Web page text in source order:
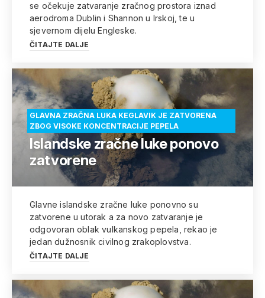
se očekuje zatvaranje zračnog prostora iznad
aerodroma Dublin i Shannon u Irskoj, te u
sjevernom dijelu Engleske.
ČITAJTE DALJE
GLAVNA ZRAČNA LUKA KEGLAVIK JE ZATVORENA
ZBOG VISOKE KONCENTRACIJE PEPELA
Islandske zračne luke ponovo
zatvorene
Glavne islandske zračne luke ponovno su
zatvorene u utorak a za novo zatvaranje je
odgovoran oblak vulkanskog pepela, rekao je
jedan dužnosnik civilnog zrakoplovstva.
ČITAJTE DALJE